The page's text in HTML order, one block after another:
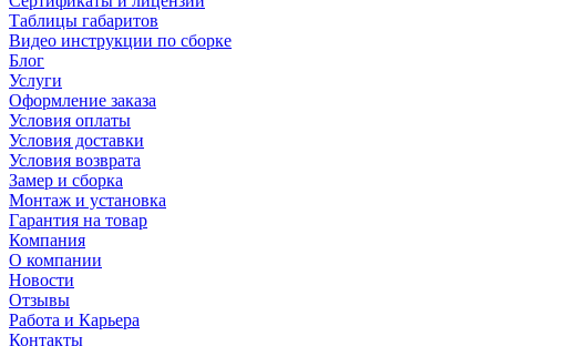
Таблицы габаритов
Видео инструкции по сборке
Блог
Услуги
Оформление заказа
Условия оплаты
Условия доставки
Условия возврата
Замер и сборка
Монтаж и установка
Гарантия на товар
Компания
О компании
Новости
Отзывы
Работа и Карьера
Контакты